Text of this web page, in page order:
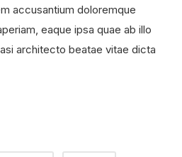
accusantium doloremque
eaque ipsa quae ab illo
architecto beatae vitae dicta